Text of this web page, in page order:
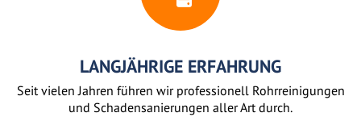
LANGJÄHRIGE ERFAHRUNG
Seit vielen Jahren führen wir professionell Rohrreinigungen
und Schadensanierungen aller Art durch.